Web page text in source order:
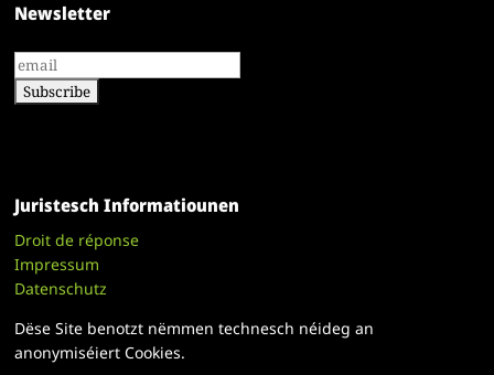
Newsletter
Juristesch Informatiounen
Droit de réponse
Impressum
Datenschutz
Dëse Site benotzt nëmmen technesch néideg an
anonymiséiert Cookies.